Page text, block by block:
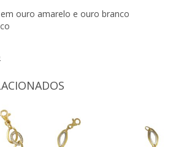
ouro amarelo e ouro branco